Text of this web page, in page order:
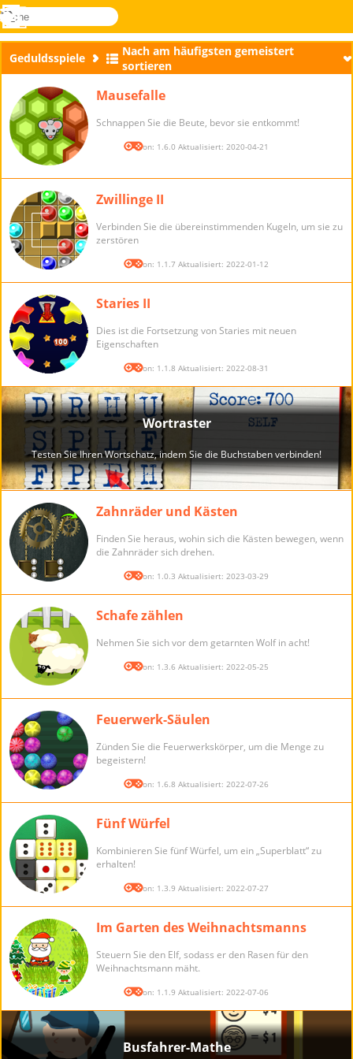
Novel
suche
Anmelden
Menü
Geduldsspiele
Nach am häufigsten gemeistert
sortieren
Mausefalle
Schnappen Sie die Beute, bevor sie entkommt!
Version: 1.6.0 Aktualisiert: 2020-04-21
Zwillinge II
Verbinden Sie die übereinstimmenden Kugeln, um sie zu
zerstören
Version: 1.1.7 Aktualisiert: 2022-01-12
Staries II
Dies ist die Fortsetzung von Staries mit neuen
Eigenschaften
Version: 1.1.8 Aktualisiert: 2022-08-31
Zahnräder und Kästen
Finden Sie heraus, wohin sich die Kästen bewegen, wenn
die Zahnräder sich drehen.
Version: 1.0.3 Aktualisiert: 2023-03-29
Schafe zählen
Nehmen Sie sich vor dem getarnten Wolf in acht!
Version: 1.3.6 Aktualisiert: 2022-05-25
Feuerwerk-Säulen
Zünden Sie die Feuerwerkskörper, um die Menge zu
begeistern!
Version: 1.6.8 Aktualisiert: 2022-07-26
Fünf Würfel
Kombinieren Sie fünf Würfel, um ein „Superblatt“ zu
erhalten!
Version: 1.3.9 Aktualisiert: 2022-07-27
Im Garten des Weihnachtsmanns
Steuern Sie den Elf, sodass er den Rasen für den
Weihnachtsmann mäht.
Version: 1.1.9 Aktualisiert: 2022-07-06